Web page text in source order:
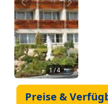
Zurück Weiter
1/ 4 📷
Preise &